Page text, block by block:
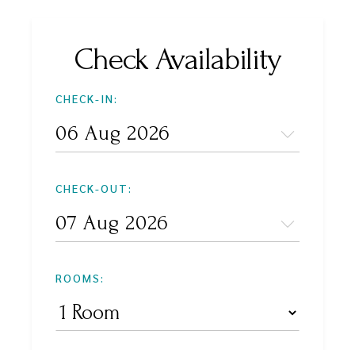
Check Availability
CHECK-IN:
CHECK-OUT:
ROOMS: